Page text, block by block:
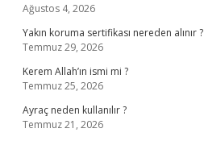
Ağustos 4, 2026
Yakın koruma sertifikası nereden alınır ?
Temmuz 29, 2026
Kerem Allah’ın ismi mi ?
Temmuz 25, 2026
Ayraç neden kullanılır ?
Temmuz 21, 2026